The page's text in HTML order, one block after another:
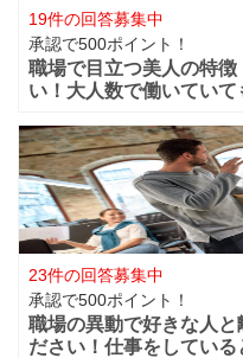
19件の回答募集中
承認で500ポイント！
職場で目立つ美人の特
い！大人数で働いてい
ってしまうような美人
あるのでしょうか？フ
23件の回答募集中
承認で500ポイント！
職場の異動で好きな人と
ださい！仕事をしてい